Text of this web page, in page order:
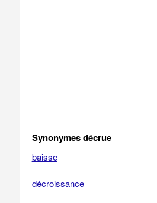
Synonymes décrue
baisse
décroissance